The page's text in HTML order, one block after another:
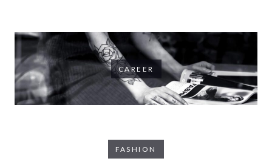
CAREER
FASHION